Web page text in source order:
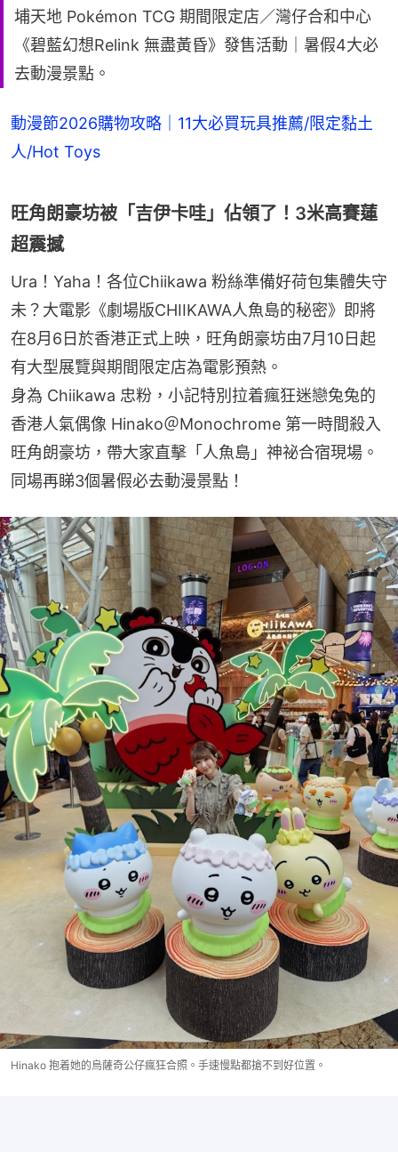
埔天地 Pokémon TCG 期間限定店／灣仔合和中心
《碧藍幻想Relink 無盡黃昏》發售活動｜暑假4大必
去動漫景點。
動漫節2026購物攻略｜11大必買玩具推薦/限定黏土
人/Hot Toys
旺角朗豪坊被「吉伊卡哇」佔領了！3米高賽蓮
超震撼
Ura！Yaha！各位Chiikawa 粉絲準備好荷包集體失守
未？大電影《劇場版CHIIKAWA人魚島的秘密》即將
在8月6日於香港正式上映，旺角朗豪坊由7月10日起
有大型展覽與期間限定店為電影預熱。
身為 Chiikawa 忠粉，小記特別拉着瘋狂迷戀兔兔的
香港人氣偶像 Hinako＠Monochrome 第一時間殺入
旺角朗豪坊，帶大家直擊「人魚島」神祕合宿現場。
同場再睇3個暑假必去動漫景點！
Hinako 抱着她的烏薩奇公仔瘋狂合照。手速慢點都搶不到好位置。